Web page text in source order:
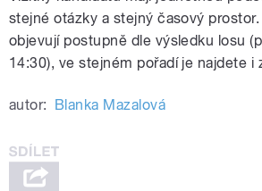
stejné otázky a stejný časový prostor.
objevují postupně dle výsledku losu
14:30), ve stejném pořadí je najdete i
autor: Blanka Mazalová